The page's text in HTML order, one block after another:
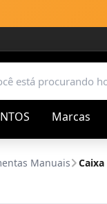
Marcas
Manuais